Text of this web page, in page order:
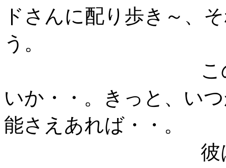
ドさんに配り歩き～、
う。
この苦悩の時
いか・・。きっと、い
能さえあれば・・。
彼はシンデレ